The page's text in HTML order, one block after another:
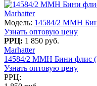
Marhatter
Модель: 14584/2 MMH
Узнать оптовую цену
РРЦ: 1 850 руб.
Marhatter
14584/2 MMH Бини флис
Узнать оптовую цену
РРЦ: